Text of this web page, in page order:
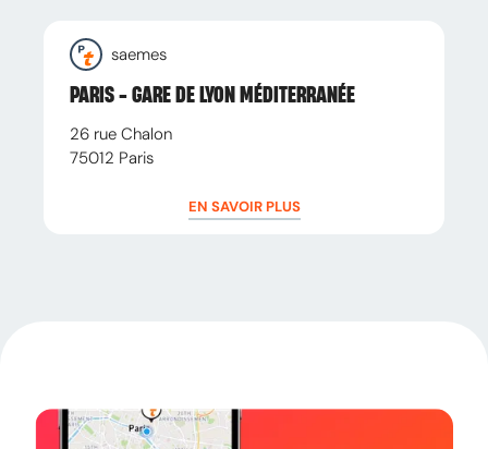
saemes
PARIS - GARE DE LYON MÉDITERRANÉE
26 rue Chalon
75012 Paris
EN SAVOIR PLUS